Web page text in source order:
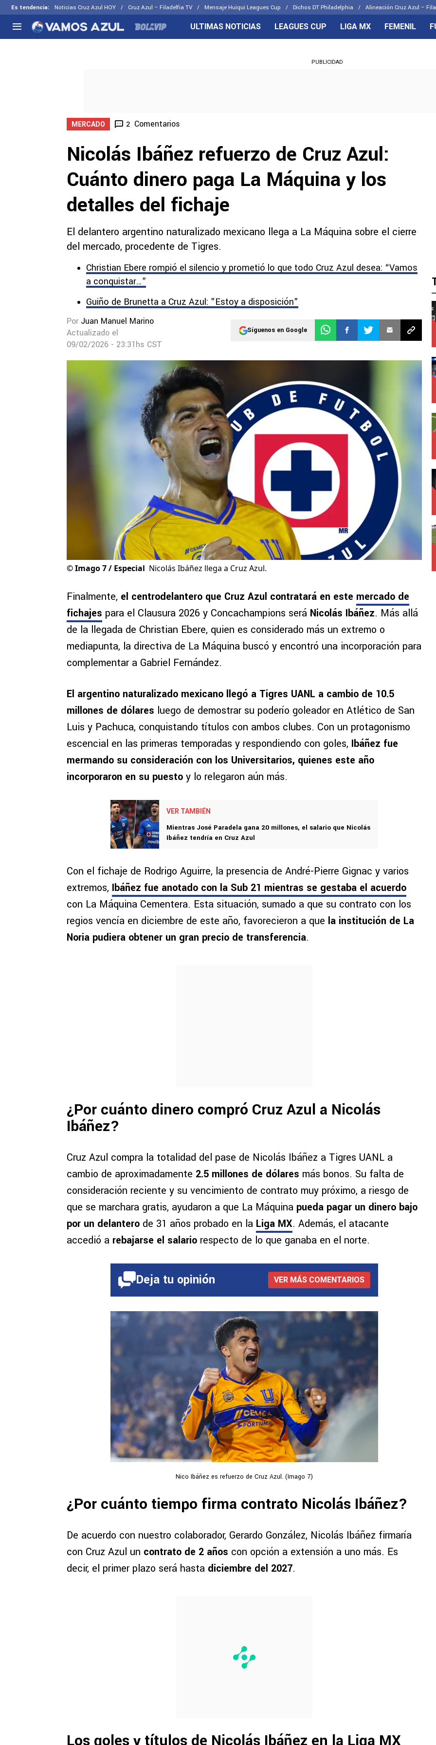
Es tendencia: Noticias Cruz Azul HOY Cruz Azul – Filadelfia TV Mensaje Huiqui Leagues Cup Dichos DT Philadelphia Alineación Cruz Azul –
Selección Mexicana
CELESTES
ULTIMAS NOTICIAS LEAGUES CUP LIGA MX FEMENIL
PUBLICIDAD
MERCADO 2 Comentarios
Nicolás Ibáñez refuerzo de Cruz Azul:
Cuánto dinero paga La Máquina y los
detalles del fichaje
El delantero argentino naturalizado mexicano llega a La Máquina sobre el cierre
del mercado, procedente de Tigres.
Christian Ebere rompió el silencio y prometió lo que todo Cruz Azul desea: “Vamos
a conquistar…”
Guiño de Brunetta a Cruz Azul: "Estoy a disposición"
Por Juan Manuel Marino
Actualizado el
09/02/2026 - 23:31hs CST
Síguenos en Google
©Imago 7 / Especial Nicolás Ibáñez llega a Cruz Azul.
Finalmente, el centrodelantero que Cruz Azul contratará en este mercado de
fichajes para el Clausura 2026 y Concachampions será Nicolás Ibáñez. Más allá
de la llegada de Christian Ebere, quien es considerado más un extremo o
mediapunta, la directiva de La Máquina buscó y encontró una incorporación para
complementar a Gabriel Fernández.
El argentino naturalizado mexicano llegó a Tigres UANL a cambio de 10.5
millones de dólares luego de demostrar su poderío goleador en Atlético de San
Luis y Pachuca, conquistando títulos con ambos clubes. Con un protagonismo
escencial en las primeras temporadas y respondiendo con goles, Ibáñez fue
mermando su consideración con los Universitarios, quienes este año
incorporaron en su puesto y lo relegaron aún más.
VER TAMBIÉN
Mientras José Paradela gana 20 millones, el salario que Nicolás
Ibáñez tendría en Cruz Azul
Con el fichaje de Rodrigo Aguirre, la presencia de André-Pierre Gignac y varios
extremos, Ibáñez fue anotado con la Sub 21 mientras se gestaba el acuerdo
con La Máquina Cementera. Esta situación, sumado a que su contrato con los
regios vencía en diciembre de este año, favorecieron a que la institución de La
Noria pudiera obtener un gran precio de transferencia.
¿Por cuánto dinero compró Cruz Azul a Nicolás
Ibáñez?
Cruz Azul compra la totalidad del pase de Nicolás Ibáñez a Tigres UANL a
cambio de aproximadamente 2.5 millones de dólares más bonos. Su falta de
consideración reciente y su vencimiento de contrato muy próximo, a riesgo de
que se marchara gratis, ayudaron a que La Máquina pueda pagar un dinero bajo
por un delantero de 31 años probado en la Liga MX. Además, el atacante
accedió a rebajarse el salario respecto de lo que ganaba en el norte.
Deja tu opinión VER MÁS COMENTARIOS
Nico Ibáñez es refuerzo de Cruz Azul. (Imago 7)
¿Por cuánto tiempo firma contrato Nicolás Ibáñez?
De acuerdo con nuestro colaborador, Gerardo González, Nicolás Ibáñez firmaría
con Cruz Azul un contrato de 2 años con opción a extensión a uno más. Es
decir, el primer plazo será hasta diciembre del 2027.
Los goles y títulos de Nicolás Ibáñez en la Liga MX